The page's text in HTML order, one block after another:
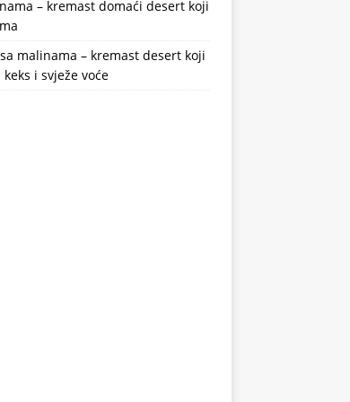
– kremast domaći desert koji
malinama – kremast desert koji
i svježe voće